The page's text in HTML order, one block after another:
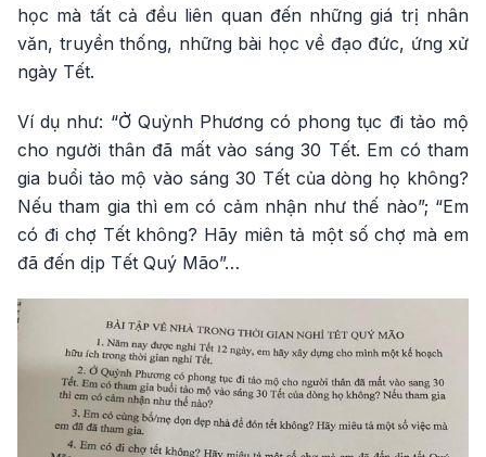
học mà tất cả đều liên quan đến những giá trị nhân
văn, truyền thống, những bài học về đạo đức, ứng xử
ngày Tết.
Ví dụ như: “Ở Quỳnh Phương có phong tục đi tảo mộ
cho người thân đã mất vào sáng 30 Tết. Em có tham
gia buổi tảo mộ vào sáng 30 Tết của dòng họ không?
Nếu tham gia thì em có cảm nhận như thế nào”; “Em
có đi chợ Tết không? Hãy miên tả một số chợ mà em
đã đến dịp Tết Quý Mão”…